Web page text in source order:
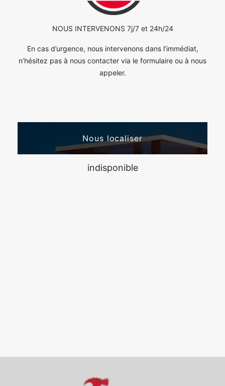
NOUS INTERVENONS 7j/7 et 24h/24
En cas d’urgence, nous intervenons dans l’immédiat,
n’hésitez pas à nous contacter via le formulaire ou à nous
appeler.
Nous localiser
indisponible